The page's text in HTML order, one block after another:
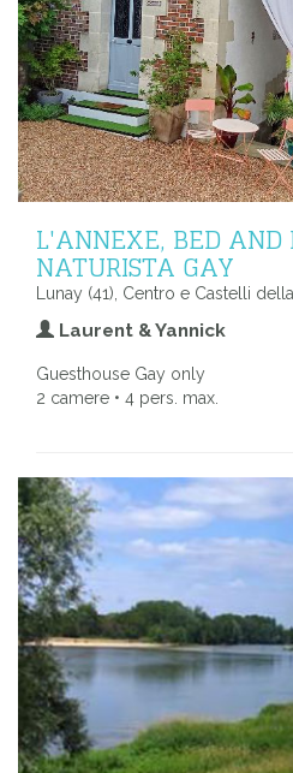
L'ANNEXE, BED AND
NATURISTA GAY
Lunay (41), Centro e Castelli
Laurent & Yannick
Guesthouse Gay only
2 camere • 4 pers. max.